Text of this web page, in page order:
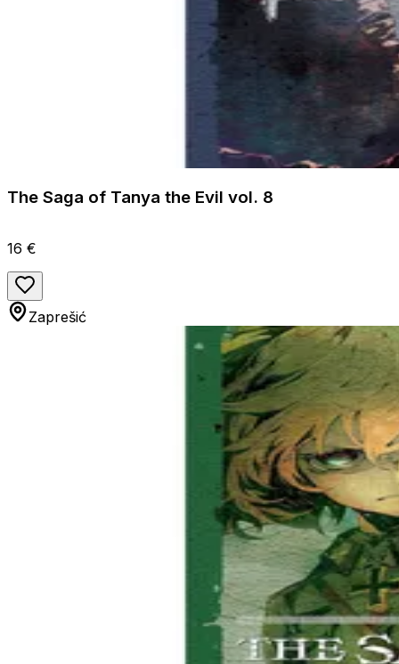
The Saga of Tanya the Evil vol. 8
16 €
Zaprešić